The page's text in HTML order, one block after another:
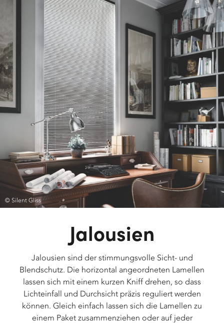
© Silent Gliss
Jalousien
Jalousien sind der stimmungsvolle Sicht- und
Blendschutz. Die horizontal angeordneten Lamellen
lassen sich mit einem kurzen Kniff drehen, so dass
Lichteinfall und Durchsicht präzis reguliert werden
können. Gleich einfach lassen sich die Lamellen zu
einem Paket zusammenziehen oder auf jeder